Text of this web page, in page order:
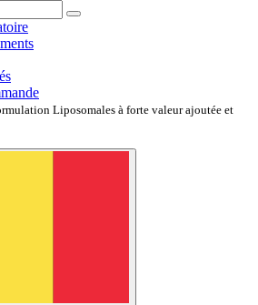
Liposomales à forte valeur ajoutée et